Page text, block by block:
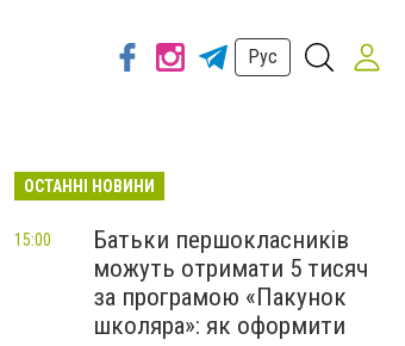
Рус
ОСТАННІ НОВИНИ
Батьки першокласників
можуть отримати 5 тисяч
за програмою «Пакунок
школяра»: як оформити
15:00